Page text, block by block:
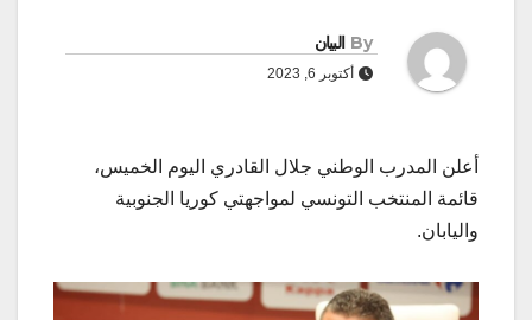
By البيان
أكتوبر 6, 2023
أعلن المدرب الوطني جلال القادري اليوم الخميس،
قائمة المنتخب التونسي لمواجهتي كوريا الجنوبية
واليابان.